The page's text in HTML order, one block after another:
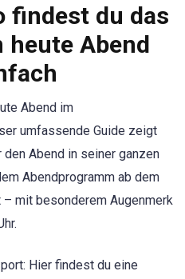
findest du das
heute Abend
Abend im
umfassende Guide zeigt
Abend in seiner ganzen
Abendprogramm ab dem
mit besonderem Augenmerk
Hier findest du eine